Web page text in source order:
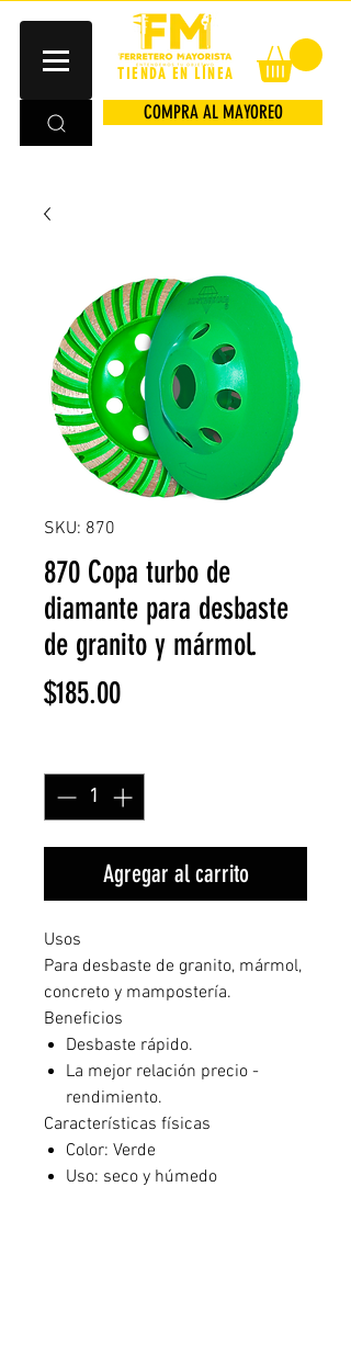
TIENDA EN LÍNEA
COMPRA AL MAYOREO
SKU: 870
870 Copa turbo de
diamante para desbaste
de granito y mármol.
$185.00Precio
Agregar al carrito
Usos
Para desbaste de granito, mármol,
concreto y mampostería.
Beneficios
Desbaste rápido.
La mejor relación precio -
rendimiento.
Características físicas
Color: Verde
Uso: seco y húmedo